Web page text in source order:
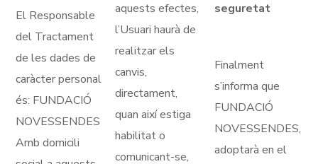
El Responsable
del Tractament
de les dades de
caràcter personal
és: FUNDACIÓ
NOVESSENDES
Amb domicili
aquests efectes,
l’Usuari haurà de
realitzar els
canvis,
directament,
quan així estiga
habilitat o
comunicant-se,
seguretat
Finalment
s’informa que
FUNDACIÓ
NOVESSENDES,
adoptarà en el